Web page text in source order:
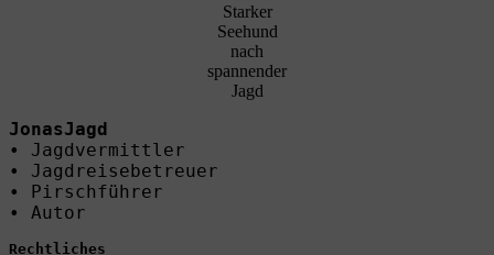
Starker
Seehund
nach
spannender
Jagd
JonasJagd
• Jagdvermittler
• Jagdreisebetreuer
• Pirschführer
• Autor
Rechtliches